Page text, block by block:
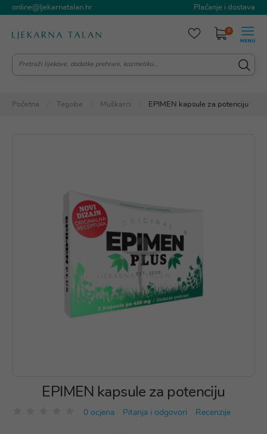
online@ljekarnatalan.hr Plaćanje i dostava
0
Početna Tegobe Muškarci EPIMEN kapsule za potenciju
EPIMEN kapsule za potenciju
0 ocjena Pitanja i odgovori Recenzije